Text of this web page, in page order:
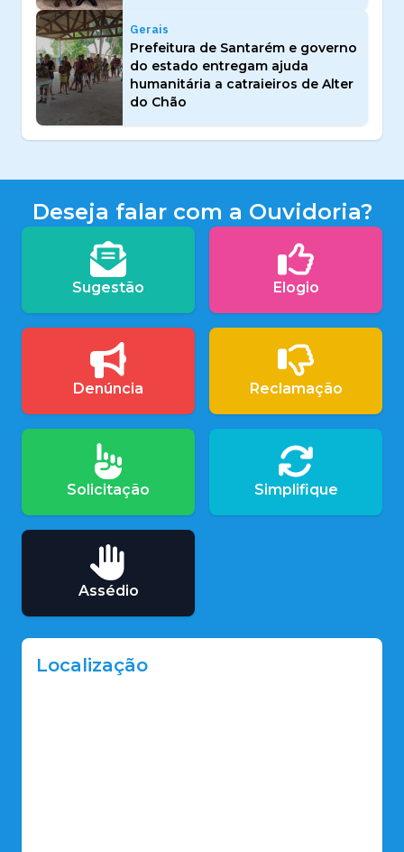
Gerais
Prefeitura de Santarém e governo
do estado entregam ajuda
humanitária a catraieiros de Alter
do Chão
Deseja falar com a Ouvidoria?
Sugestão Elogio
Denúncia Reclamação
Solicitação Simplifique
Assédio
Localização